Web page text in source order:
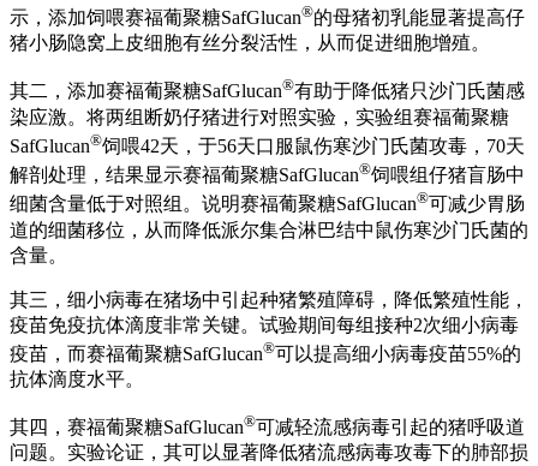
示，添加饲喂赛福葡聚糖SafGlucan®的母猪初乳能显著提高仔
猪小肠隐窝上皮细胞有丝分裂活性，从而促进细胞增殖。
其二，添加赛福葡聚糖SafGlucan®有助于降低猪只沙门氏菌感
染应激。将两组断奶仔猪进行对照实验，实验组赛福葡聚糖
SafGlucan®饲喂42天，于56天口服鼠伤寒沙门氏菌攻毒，70天
解剖处理，结果显示赛福葡聚糖SafGlucan®饲喂组仔猪盲肠中
细菌含量低于对照组。说明赛福葡聚糖SafGlucan®可减少胃肠
道的细菌移位，从而降低派尔集合淋巴结中鼠伤寒沙门氏菌的
含量。
其三，细小病毒在猪场中引起种猪繁殖障碍，降低繁殖性能，
疫苗免疫抗体滴度非常关键。试验期间每组接种2次细小病毒
疫苗，而赛福葡聚糖SafGlucan®可以提高细小病毒疫苗55%的
抗体滴度水平。
其四，赛福葡聚糖SafGlucan®可减轻流感病毒引起的猪呼吸道
问题。实验论证，其可以显著降低猪流感病毒攻毒下的肺部损